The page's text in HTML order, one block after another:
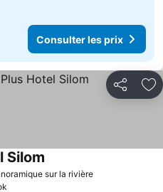
Consulter les prix
Partager
sur la rivièreConsulter
Silom